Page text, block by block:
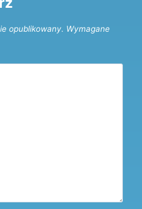
opublikowany. Wymagane